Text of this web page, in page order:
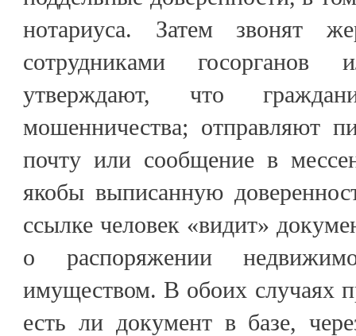
нотариуса. Затем звонят
сотрудниками
утверждают, что
мошенничества; отправляют
почту или сообщение в
якобы выписанную
ссылке человек «видит»
о распоряжении
имуществом. В обоих случаях
есть ли документ в базе,